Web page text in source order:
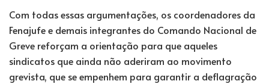
Com todas essas argumentações, os coordenadores da
Fenajufe e demais integrantes do Comando Nacional de
Greve reforçam a orientação para que aqueles
sindicatos que ainda não aderiram ao movimento
grevista, que se empenhem para garantir a deflagração